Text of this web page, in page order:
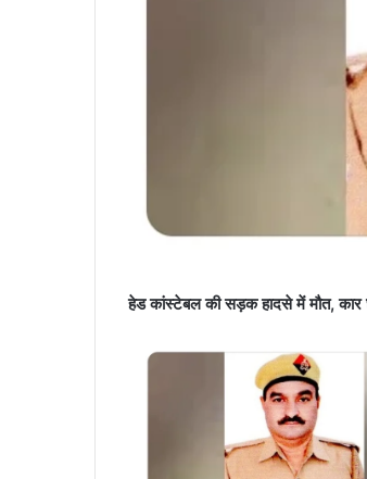
हेड कांस्टेबल की सड़क हादसे में मौत,